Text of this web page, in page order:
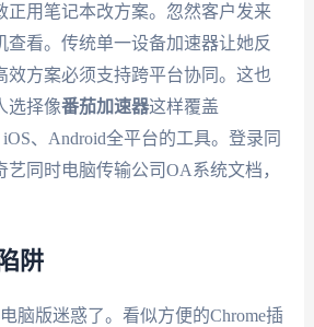
正用笔记本改方案。忽然客户发来
查看。传统单一设备加速器让她反
效方案必须支持跨平台协同。这也
选择像番茄加速器这样覆盖
iOS、Android全平台的工具。登录同
同时电脑传输公司OA系统文档，
阱
脑版迷惑了。看似方便的Chrome插